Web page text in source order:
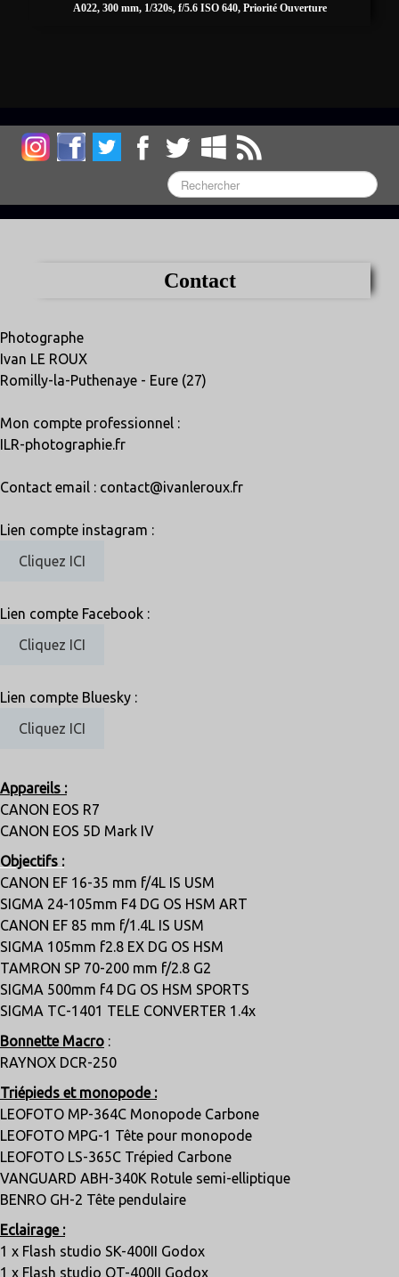
A022, 300 mm, 1/320s, f/5.6 ISO 640, Priorité Ouverture
Contact
Photographe
Ivan LE ROUX
Romilly-la-Puthenaye - Eure (27)
Mon compte professionnel :
ILR-photographie.fr
Contact email : contact@ivanleroux.fr
Lien compte instagram :
Cliquez ICI
Lien compte Facebook :
Cliquez ICI
Lien compte Bluesky :
Cliquez ICI
Appareils :
CANON EOS R7
CANON EOS 5D Mark IV
Objectifs :
CANON EF 16-35 mm f/4L IS USM
SIGMA 24-105mm F4 DG OS HSM ART
CANON EF 85 mm f/1.4L IS USM
SIGMA 105mm f2.8 EX DG OS HSM
TAMRON SP 70-200 mm f/2.8 G2
SIGMA 500mm f4 DG OS HSM SPORTS
SIGMA TC-1401 TELE CONVERTER 1.4x
Bonnette Macro :
RAYNOX DCR-250
Triépieds et monopode :
LEOFOTO MP-364C Monopode Carbone
LEOFOTO MPG-1 Tête pour monopode
LEOFOTO LS-365C Trépied Carbone
VANGUARD ABH-340K Rotule semi-elliptique
BENRO GH-2 Tête pendulaire
Eclairage :
1 x Flash studio SK-400II Godox
1 x Flash studio QT-400II Godox